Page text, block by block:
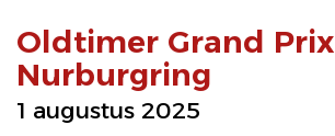
Oldtimer Grand Prix
Nurburgring
1 augustus 2025